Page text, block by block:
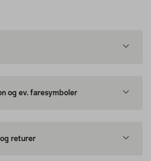
og ev. faresymboler
returer